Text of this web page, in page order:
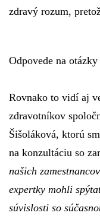
zdravý rozum,
Odpovede na
Rovnako to vidí aj
zdravotníkov
Šišoláková, ktorú
na konzultáciu so
našich
expertky mohli
súvislosti so